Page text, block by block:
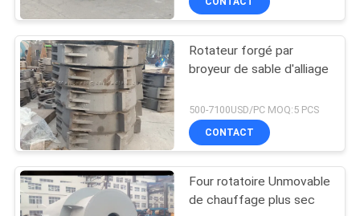
Rotateur forgé par
broyeur de sable d'alliage
500-7100USD/PC MOQ:5 PCS
CONTACT
Four rotatoire Unmovable
de chauffage plus sec